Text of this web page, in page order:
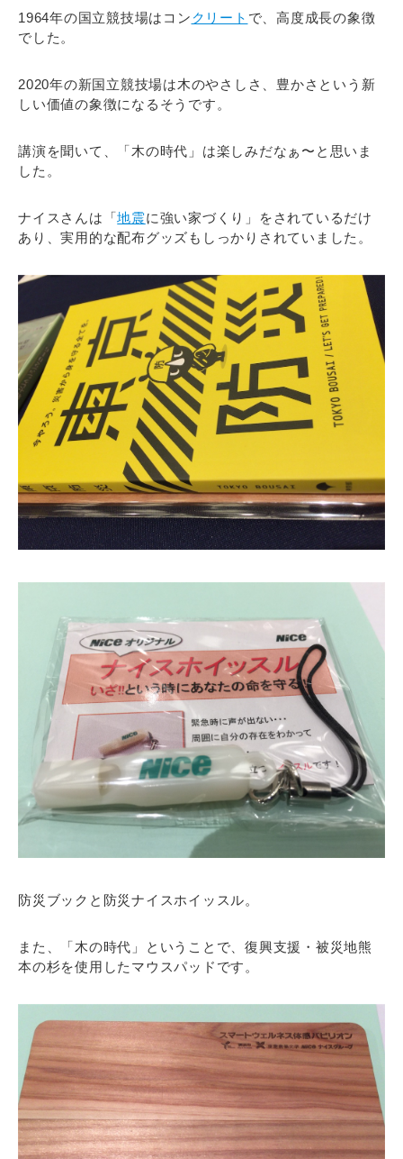
1964年の国立競技場はコンクリート で、高度成長の象徴
でした。
2020年の新国立競技場は木のやさしさ、豊かさという新
しい価値の象徴になるそうです。
講演を聞いて、「木の時代」は楽しみだなぁ〜と思いま
した。
ナイスさんは「地震に強い家づくり」をされているだけ
あり、実用的な配布グッズもしっかりされていました。
防災ブックと防災ナイスホイッスル。
また、「木の時代」ということで、復興支援・被災地熊
本の杉を使用したマウスパッドです。